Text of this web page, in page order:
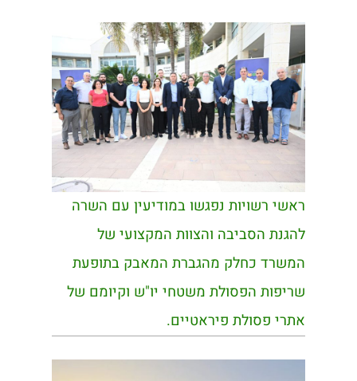
ראשי רשויות נפגשו במודיעין עם השרה
להגנת הסביבה והצוות המקצועי של
המשרד כחלק מהגברת המאבק בתופעת
שריפות הפסולת משטחי יו"ש וקיומם של
אתרי פסולת פיראטיים.